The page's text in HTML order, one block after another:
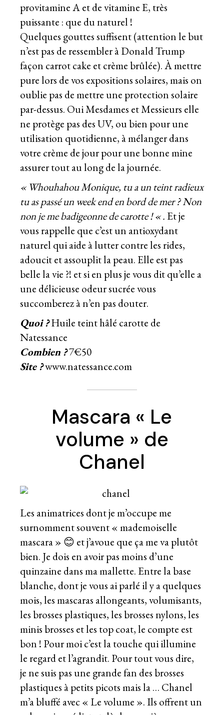
provitamine A et de vitamine E, très
puissante : que du naturel !
Quelques gouttes suffisent (attention le but
n’est pas de ressembler à Donald Trump
façon carrot cake et crème brûlée). À mettre
pure lors de vos expositions solaires, mais on
oublie pas de mettre une protection solaire
par-dessus. Oui Mesdames et Messieurs elle
ne protège pas des UV, ou bien pour une
utilisation quotidienne, à mélanger dans
votre crème de jour pour une bonne mine
assurer tout au long de la journée.
« Whouhahou Monique, tu a un teint radieux
tu as passé un week end en bord de mer ? Non
non je me badigeonne de carotte ! « . Et je
vous rappelle que c’est un antioxydant
naturel qui aide à lutter contre les rides,
adoucit et assouplit la peau. Elle est pas
belle la vie ?! et si en plus je vous dit qu’elle a
une délicieuse odeur sucrée vous
succomberez à n’en pas douter.
Quoi ?Huile teint hâlé carotte de
Natessance
Combien ?7€50
Site ?www.natessance.com
Mascara « Le
volume » de
Chanel
Les animatrices dont je m’occupe me
surnomment souvent « mademoiselle
mascara » 😊 et j’avoue que ça me va plutôt
bien. Je dois en avoir pas moins d’une
quinzaine dans ma mallette. Entre la base
blanche, dont je vous ai parlé il y a quelques
mois, les mascaras allongeants, volumisants,
les brosses plastiques, les brosses nylons, les
minis brosses et les top coat, le compte est
bon ! Pour moi c’est la touche qui illumine
le regard et l’agrandit. Pour tout vous dire,
je ne suis pas une grande fan des brosses
plastiques à petits picots mais la … Chanel
m’a bluffé avec « Le volume ». Ils offrent un